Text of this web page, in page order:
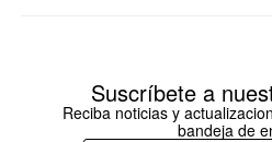
Suscríbete a
Reciba noticias y
bandeja de